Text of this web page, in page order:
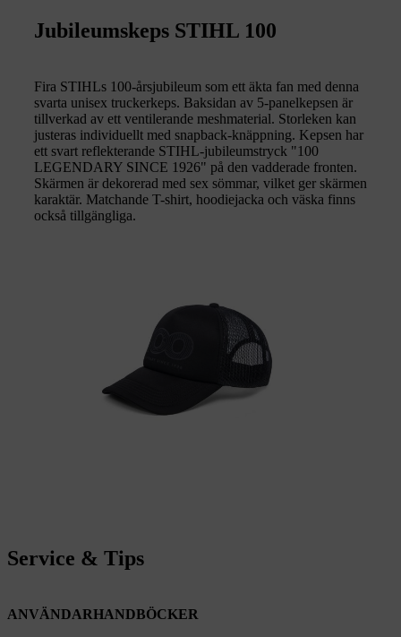
Jubileumskeps STIHL 100
Fira STIHLs 100-årsjubileum som ett äkta fan med denna
svarta unisex truckerkeps. Baksidan av 5-panelkepsen är
tillverkad av ett ventilerande meshmaterial. Storleken kan
justeras individuellt med snapback-knäppning. Kepsen har
ett svart reflekterande STIHL-jubileumstryck "100
LEGENDARY SINCE 1926" på den vadderade fronten.
Skärmen är dekorerad med sex sömmar, vilket ger skärmen
karaktär. Matchande T-shirt, hoodiejacka och väska finns
också tillgängliga.
Service & Tips
ANVÄNDARHANDBÖCKER